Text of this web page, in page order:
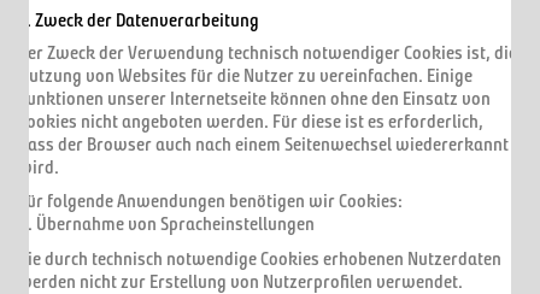
3. Zweck der Datenverarbeitung
Der Zweck der Verwendung technisch notwendiger Cookies ist, die
Nutzung von Websites für die Nutzer zu vereinfachen. Einige
Funktionen unserer Internetseite können ohne den Einsatz von
Cookies nicht angeboten werden. Für diese ist es erforderlich,
dass der Browser auch nach einem Seitenwechsel wiedererkannt
wird.
Für folgende Anwendungen benötigen wir Cookies:
a. Übernahme von Spracheinstellungen
Die durch technisch notwendige Cookies erhobenen Nutzerdaten
werden nicht zur Erstellung von Nutzerprofilen verwendet.